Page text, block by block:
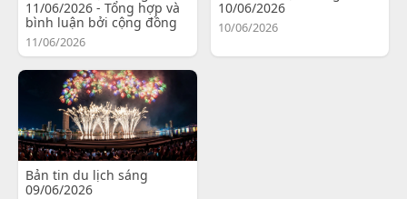
11/06/2026 - Tổng hợp và
bình luận bởi cộng đồng
11/06/2026
10/06/2026
10/06/2026
Bản tin du lịch sáng
09/06/2026